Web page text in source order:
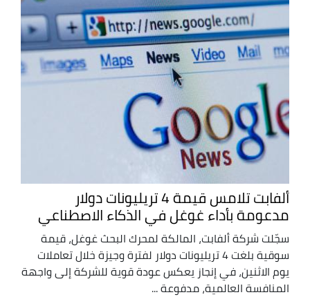
ألفابت تلامس قيمة 4 تريليونات دولار
مدعومة بأداء غوغل في الذكاء الاصطناعي
سجّلت شركة ألفابت، المالكة لمحرك البحث غوغل، قيمة
سوقية بلغت 4 تريليونات دولار لفترة وجيزة خلال تعاملات
يوم الاثنين، في إنجاز يعكس عودة قوية للشركة إلى واجهة
المنافسة العالمية، مدفوعة ...